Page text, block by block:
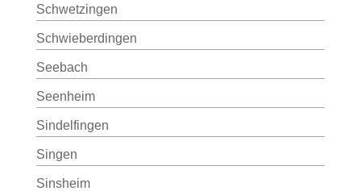
Schwetzingen
Schwieberdingen
Seebach
Seenheim
Sindelfingen
Singen
Sinsheim